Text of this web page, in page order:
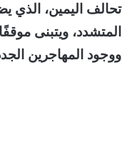
تحالف اليمين، الذي
المتشدد، ويتبنى
ووجود المهاجرين